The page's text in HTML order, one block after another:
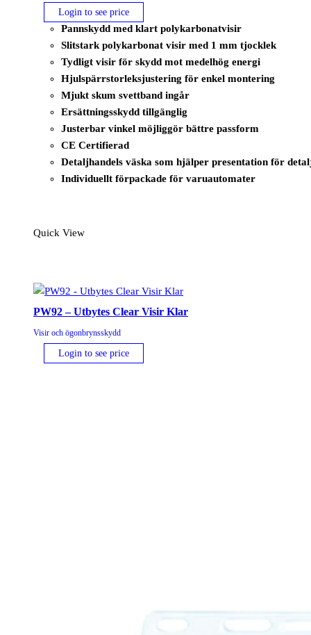
Login to see price
Pannskydd med klart polykarbonatvisir
Slitstark polykarbonat visir med 1 mm tjocklek
Tydligt visir för skydd mot medelhög energi
Hjulspärrstorleksjustering för enkel montering
Mjukt skum svettband ingår
Ersättningsskydd tillgänglig
Justerbar vinkel möjliggör bättre passform
CE Certifierad
Detaljhandels väska som hjälper presentation för
Individuellt förpackade för varuautomater
Quick View
PW92 – Utbytes Clear Visir Klar
Visir och ögonbrynsskydd
Login to see price